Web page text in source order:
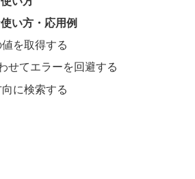
い方・応用例
を取得する
せてエラーを回避する
に検索する